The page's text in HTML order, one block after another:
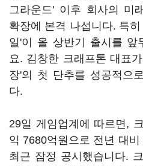
그라운드' 이후 회사의 미
확장에 본격 나섭니다. 특
일'이 올 상반기 출시를 앞
요. 김창한 크래프톤 대표
장'의 첫 단추를 성공적으
다.
29일 게임업계에 따르면,
익 7680억원으로 전년 대
최근 잠정 공시했습니다.